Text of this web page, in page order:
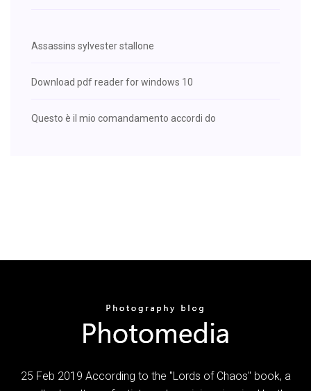
Assassins sylvester stallone
Download pdf reader for windows 10
Questo è il mio comandamento accordi do
25 Feb 2019 According to the "Lords of Chaos" book, a